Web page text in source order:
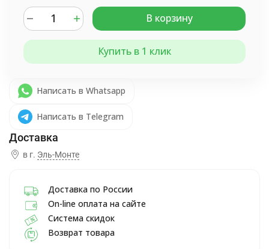
В корзину
Купить в 1 клик
Написать в Whatsapp
Написать в Telegram
в г. Эль-Монте
Доставка по России
On-line оплата на сайте
Система скидок
Возврат товара